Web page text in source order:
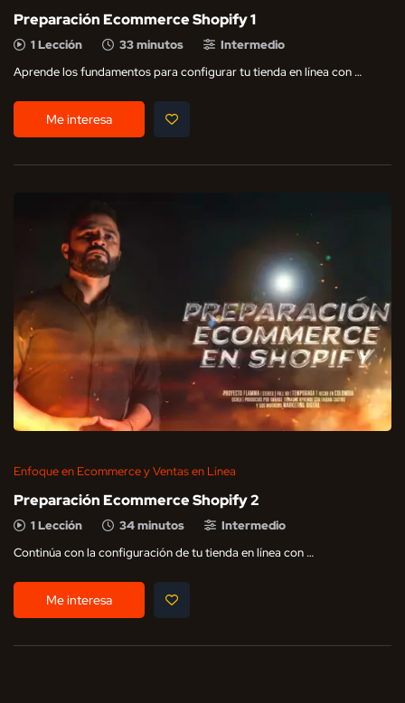
Preparación Ecommerce Shopify 1
1 Lección 33 minutos
Intermedio
Aprende los fundamentos para configurar tu tienda en línea con …
Me interesa
Enfoque en Ecommerce y Ventas en Línea
Preparación Ecommerce Shopify 2
1 Lección 34 minutos
Intermedio
Continúa con la configuración de tu tienda en línea con …
Me interesa